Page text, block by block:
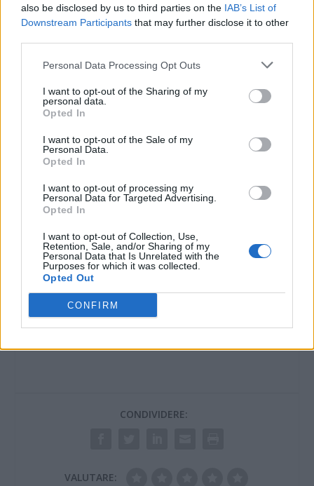
also be disclosed by us to third parties on the IAB’s List of
Downstream Participants that may further disclose it to other
Personal Data Processing Opt Outs
I want to opt-out of the Sharing of my
personal data.
Opted In
I want to opt-out of the Sale of my
Personal Data.
Opted In
I want to opt-out of processing my
Personal Data for Targeted Advertising.
Opted In
I want to opt-out of Collection, Use,
Retention, Sale, and/or Sharing of my
Personal Data that Is Unrelated with the
Purposes for which it was collected.
Opted Out
CONFIRM
Acqui Terme, è grave
10 Luglio 2018
In "Novi-Acqui-Ovada"
donna di 55 anni
grave
Doppio incidente
grave un uomo
travolto sulle strisce, a
Paderna auto ribaltata
1 Febbraio 2023
In "Prima Pagina (AL)"
CONDIVIDERE:
VALUTARE: